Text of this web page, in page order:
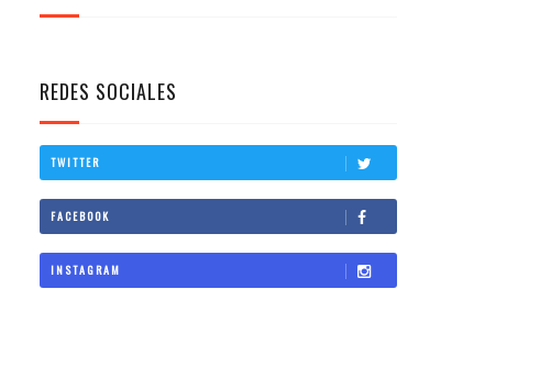
REDES SOCIALES
TWITTER
FACEBOOK
INSTAGRAM